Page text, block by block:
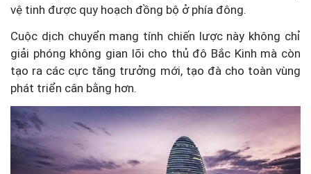
vệ tinh được quy hoạch đồng bộ ở phía đông.
Cuộc dịch chuyển mang tính chiến lược này không chỉ
giải phóng không gian lõi cho thủ đô Bắc Kinh mà còn
tạo ra các cực tăng trưởng mới, tạo đà cho toàn vùng
phát triển cân bằng hơn.